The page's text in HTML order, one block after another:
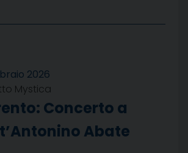
2026
Mystica
Concerto a
Abate